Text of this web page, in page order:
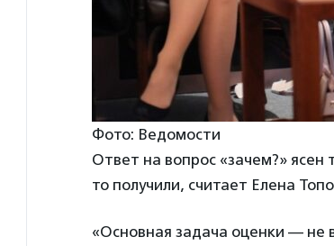
Фото: Ведомости
Ответ на вопрос «зачем?» ясен
то получили, считает Елена
«Основная задача оценки — не